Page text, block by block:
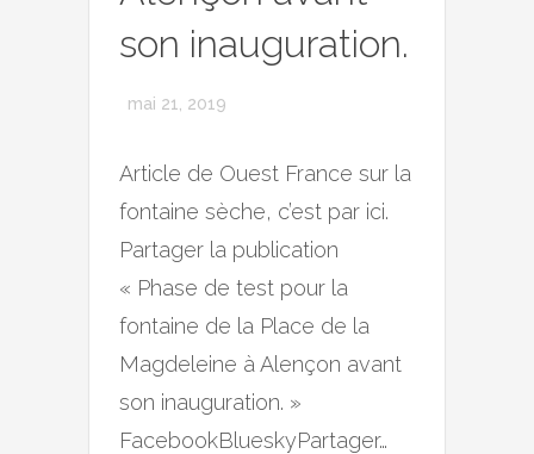
son inauguration.
mai 21, 2019
Article de Ouest France sur la
fontaine sèche, c’est par ici.
Partager la publication
« Phase de test pour la
fontaine de la Place de la
Magdeleine à Alençon avant
son inauguration. »
FacebookBlueskyPartager…